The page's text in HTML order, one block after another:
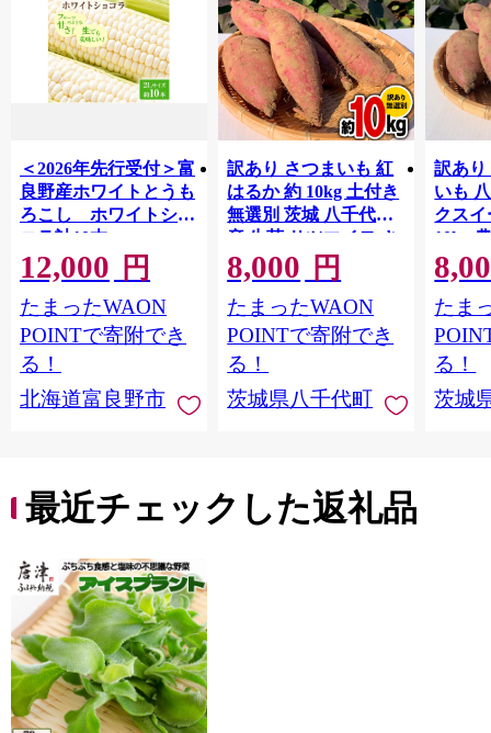
＜2026年先行受付＞富
良野産ホワイトとうも
ろこし ホワイトショ
コラ計10本
【1678459】
12,000 円
たまったWAON
POINTで寄附でき
る！
北海道富良野市
訳あり さつまいも 紅
はるか 約 10kg 土付き
無選別 茨城 八千代町
産 生芋 サツマイモ さ
つま芋 焼き芋 やきい
も 芋 イモ 野菜 不揃い
規格外 長期熟成 おや
つ デザート 秋 旬 農家
直送 【 先行予約 2026
年10月下旬以降発送
】 [AX010ya]
8,000 円
たまったWAON
POINTで寄附でき
る！
茨城県八千代町
訳あり
いも
クス
10kg
モ 芋
ート 秋 【 先行
2026
送 】
たま
る！
茨城
最近チェックした返礼品